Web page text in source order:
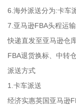
6.海外派送分为:卡车
7.亚马逊FBA头程运
快递直发至亚马逊仓
FBA退货换标、中转
派送方式
1.卡车派送
经济实惠英国亚马逊